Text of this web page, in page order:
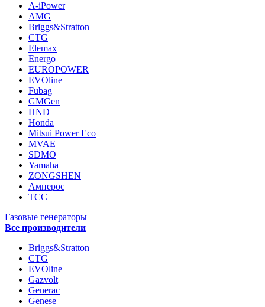
A-iPower
AMG
Briggs&Stratton
CTG
Elemax
Energo
EUROPOWER
EVOline
Fubag
GMGen
HND
Honda
Mitsui Power Eco
MVAE
SDMO
Yamaha
ZONGSHEN
Амперос
ТСС
Газовые генераторы
Все производители
Briggs&Stratton
CTG
EVOline
Gazvolt
Generac
Genese